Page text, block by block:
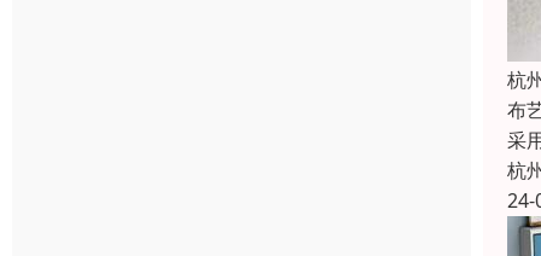
杭
布
采
杭
24-